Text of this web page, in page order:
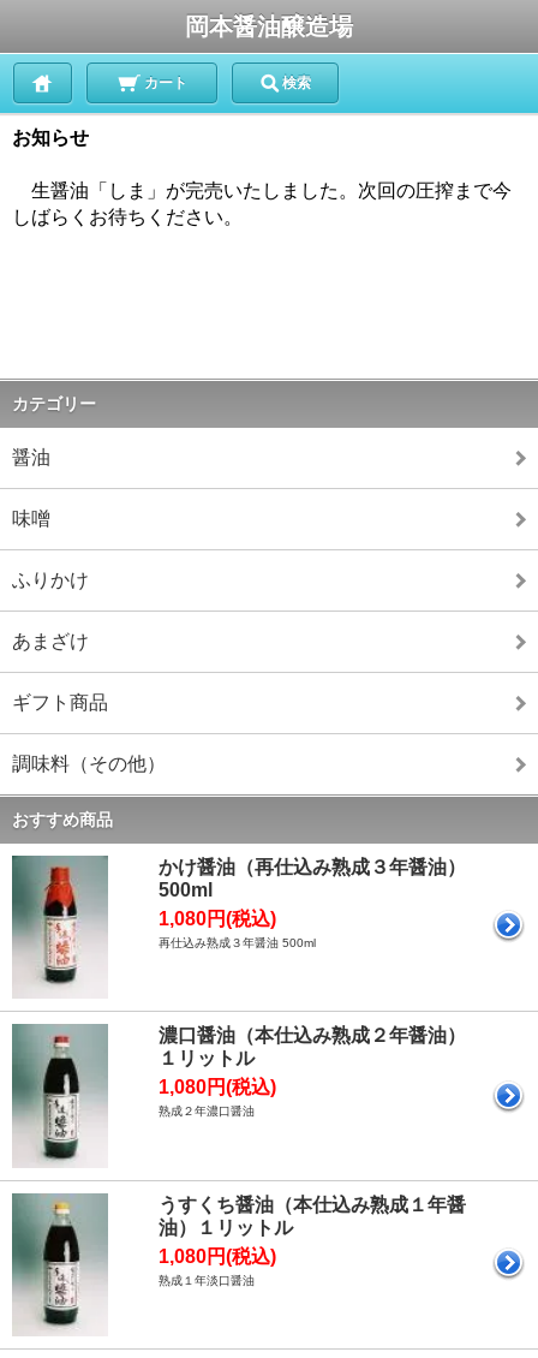
岡本醤油醸造場
カート 検索
お知らせ
生醤油「しま」が完売いたしました。次回の圧搾まで今
しばらくお待ちください。
カテゴリー
醤油
味噌
ふりかけ
あまざけ
ギフト商品
調味料（その他）
おすすめ商品
かけ醤油（再仕込み熟成３年醤油）
500ml
1,080円(税込)
再仕込み熟成３年醤油 500ml
濃口醤油（本仕込み熟成２年醤油）
１リットル
1,080円(税込)
熟成２年濃口醤油
うすくち醤油（本仕込み熟成１年醤
油）１リットル
1,080円(税込)
熟成１年淡口醤油